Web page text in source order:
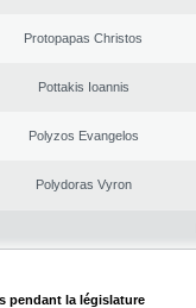
Protopapas Christos
Pottakis Ioannis
Polyzos Evangelos
Polydoras Vyron
pendant la législature